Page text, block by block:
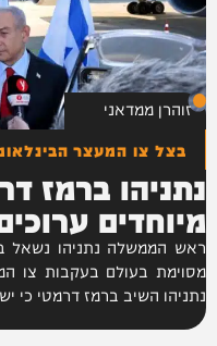
זוהרן ממדאני
בצל צו המעצר
נתניהו ברמז
מיוחדים
ראש הממשלה נתניהו נשאל
מסוימת בעולם בעקבות צו
נתניהו השיב ברמז דרמטי כי